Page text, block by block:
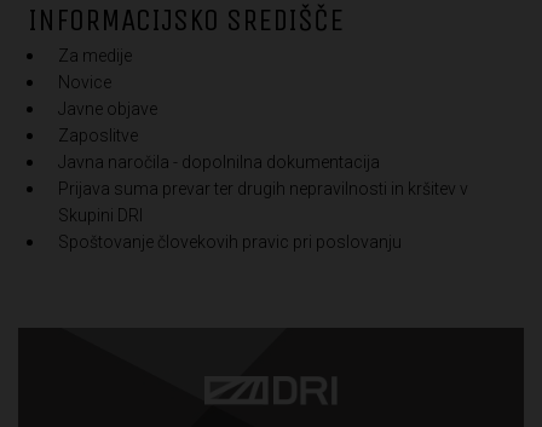
INFORMACIJSKO SREDIŠČE
Za medije
Novice
Javne objave
Zaposlitve
Javna naročila - dopolnilna dokumentacija
Prijava suma prevar ter drugih nepravilnosti in kršitev v
Skupini DRI
Spoštovanje človekovih pravic pri poslovanju